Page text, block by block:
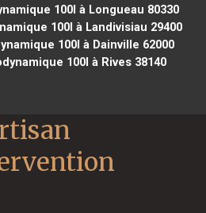
100l à Longueau 80330
100l à Landivisiau 29400
100l à Dainville 62000
100l à Rives 38140